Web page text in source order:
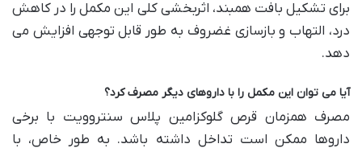
برای تشکیل بافت همبند، اثربخشی کلی این مکمل را در کاهش
درد، التهاب و بازسازی غضروف به طور قابل توجهی افزایش می
دهد.
آیا می توان این مکمل را با داروهای دیگر مصرف کرد؟
مصرف همزمان قرص گلوکزامین پلاس سنتروویت با برخی
داروها ممکن است تداخل داشته باشد. به طور خاص، با